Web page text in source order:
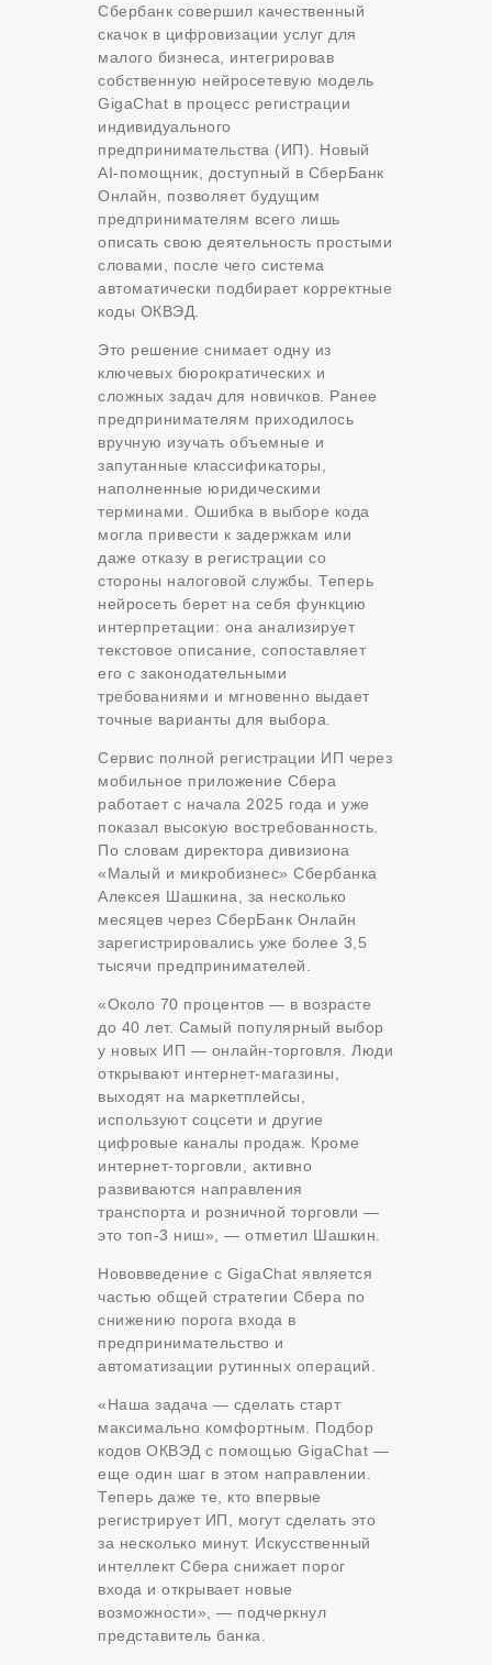
Сбербанк совершил качественный
скачок в цифровизации услуг для
малого бизнеса, интегрировав
собственную нейросетевую модель
GigaChat в процесс регистрации
индивидуального
предпринимательства (ИП). Новый
AI-помощник, доступный в СберБанк
Онлайн, позволяет будущим
предпринимателям всего лишь
описать свою деятельность простыми
словами, после чего система
автоматически подбирает корректные
коды ОКВЭД.
Это решение снимает одну из
ключевых бюрократических и
сложных задач для новичков. Ранее
предпринимателям приходилось
вручную изучать объемные и
запутанные классификаторы,
наполненные юридическими
терминами. Ошибка в выборе кода
могла привести к задержкам или
даже отказу в регистрации со
стороны налоговой службы. Теперь
нейросеть берет на себя функцию
интерпретации: она анализирует
текстовое описание, сопоставляет
его с законодательными
требованиями и мгновенно выдает
точные варианты для выбора.
Сервис полной регистрации ИП через
мобильное приложение Сбера
работает с начала 2025 года и уже
показал высокую востребованность.
По словам директора дивизиона
«Малый и микробизнес» Сбербанка
Алексея Шашкина, за несколько
месяцев через СберБанк Онлайн
зарегистрировались уже более 3,5
тысячи предпринимателей.
«Около 70 процентов — в возрасте
до 40 лет. Самый популярный выбор
у новых ИП — онлайн-торговля. Люди
открывают интернет-магазины,
выходят на маркетплейсы,
используют соцсети и другие
цифровые каналы продаж. Кроме
интернет-торговли, активно
развиваются направления
транспорта и розничной торговли —
это топ-3 ниш», — отметил Шашкин.
Нововведение с GigaChat является
частью общей стратегии Сбера по
снижению порога входа в
предпринимательство и
автоматизации рутинных операций.
«Наша задача — сделать старт
максимально комфортным. Подбор
кодов ОКВЭД с помощью GigaChat —
еще один шаг в этом направлении.
Теперь даже те, кто впервые
регистрирует ИП, могут сделать это
за несколько минут. Искусственный
интеллект Сбера снижает порог
входа и открывает новые
возможности», — подчеркнул
представитель банка.